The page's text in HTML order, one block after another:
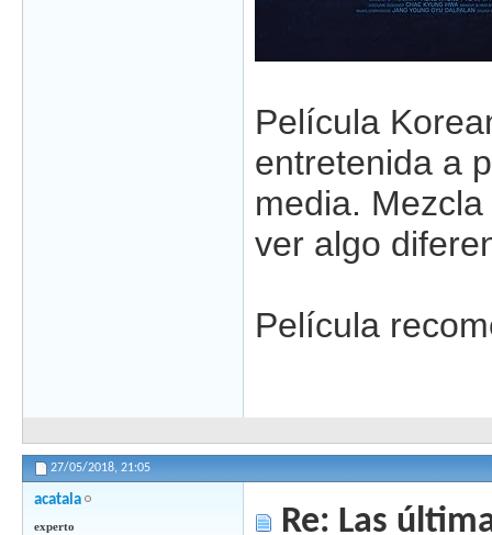
Película
entretenida a
media.
ver algo
Película
27/05/2018, 21:05
acatala
experto Re: Las